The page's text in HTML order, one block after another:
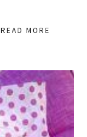
READ MORE